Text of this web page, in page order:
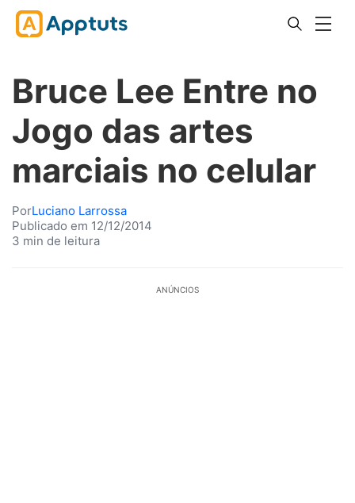
Bruce Lee Entre no
Jogo das artes
marciais no celular
PorLuciano Larrossa
Publicado em 12/12/2014
3 min de leitura
ANÚNCIOS